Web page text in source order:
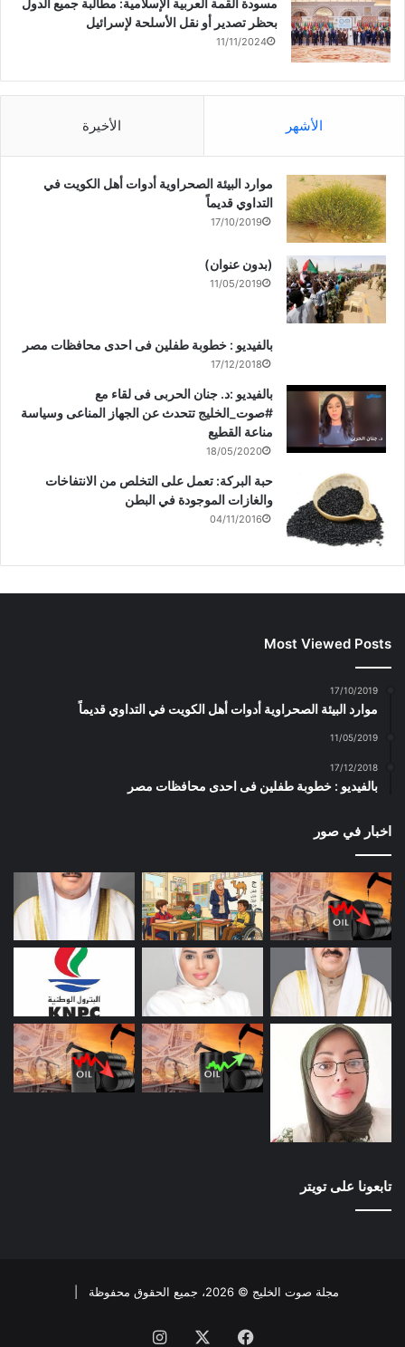
مسودة القمة العربية الإسلامية: مطالبة جميع الدول
بحظر تصدير أو نقل الأسلحة لإسرائيل
11/11/2024
الأشهر الأخيرة
موارد البيئة الصحراوية أدوات أهل الكويت في
التداوي قديماً
17/10/2019
(بدون عنوان)
11/05/2019
بالفيديو : خطوبة طفلين فى احدى محافظات مصر
17/12/2018
بالفيديو :د. جنان الحربى فى لقاء مع
#صوت_الخليج تتحدث عن الجهاز المناعى وسياسة
مناعة القطيع
18/05/2020
حبة البركة: تعمل على التخلص من الانتفاخات
والغازات الموجودة في البطن
04/11/2016
Most Viewed Posts
17/10/2019
موارد البيئة الصحراوية أدوات أهل الكويت في التداوي قديماً
11/05/2019
17/12/2018
بالفيديو : خطوبة طفلين فى احدى محافظات مصر
اخبار في صور
تابعونا على تويتر
مجلة صوت الخليج © 2026، جميع الحقوق محفوظة |
فيسبوك انستقرام